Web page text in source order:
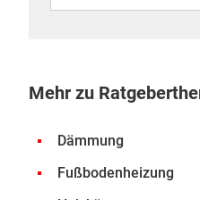
Mehr zu
Dämmung
Fußbodenheizung